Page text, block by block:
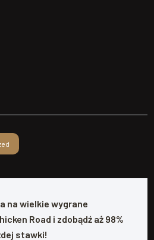
na wielkie wygrane
Road i zdobądź aż 98%
stawki!